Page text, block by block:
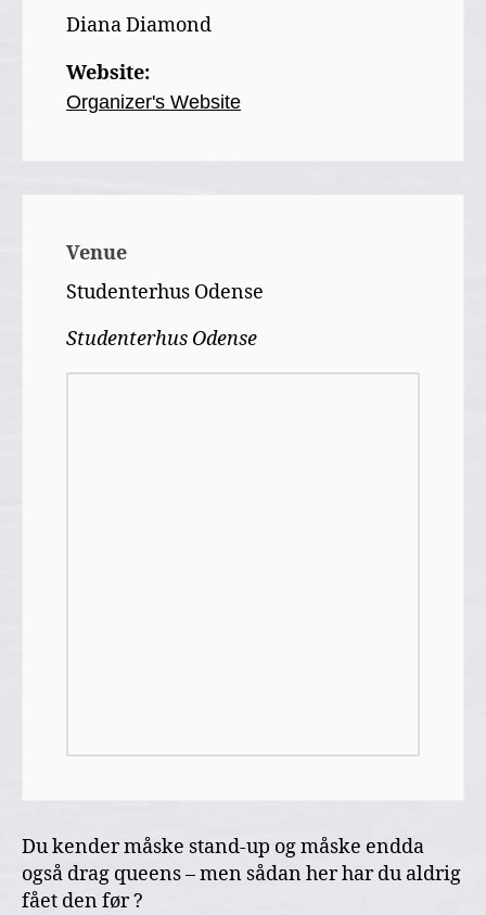
Diana Diamond
Website:
Organizer's Website
Venue
Studenterhus Odense
Studenterhus Odense
Du kender måske stand-up og måske endda
også drag queens – men sådan her har du aldrig
fået den før ?